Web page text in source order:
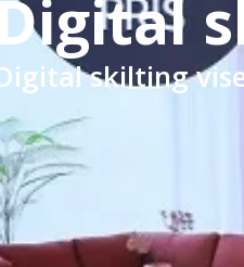
Digital
skilting